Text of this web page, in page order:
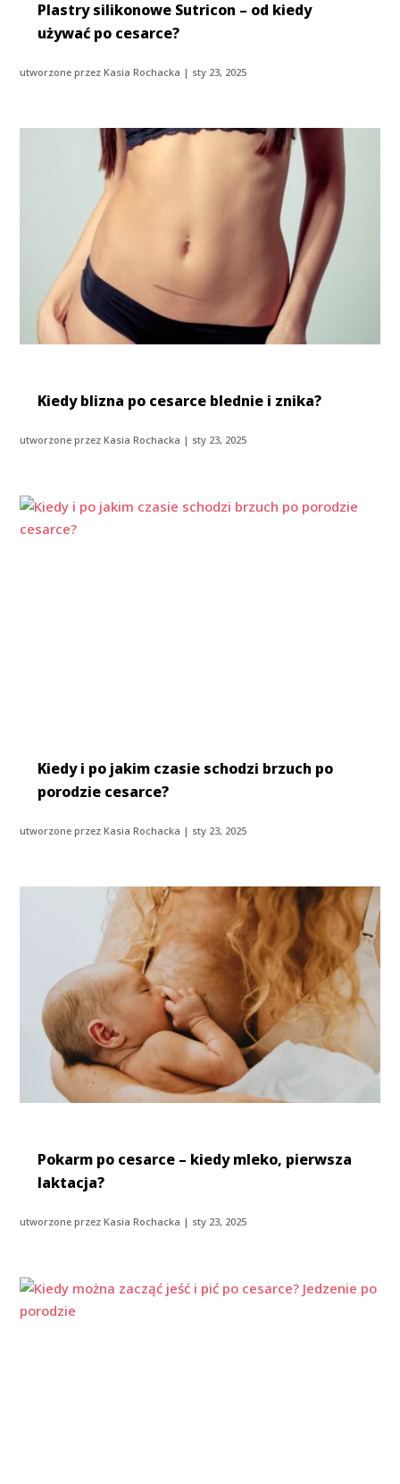
Plastry silikonowe Sutricon – od kiedy
używać po cesarce?
utworzone przezKasia Rochacka | sty 23, 2025
Kiedy blizna po cesarce blednie i znika?
utworzone przezKasia Rochacka | sty 23, 2025
Kiedy i po jakim czasie schodzi brzuch po
porodzie cesarce?
utworzone przezKasia Rochacka | sty 23, 2025
Pokarm po cesarce – kiedy mleko, pierwsza
laktacja?
utworzone przezKasia Rochacka | sty 23, 2025